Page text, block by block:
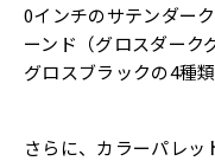
0インチのサテンダー
ーンド（グロスダーク
グロスブラックの4種
さらに、カラーパレッ